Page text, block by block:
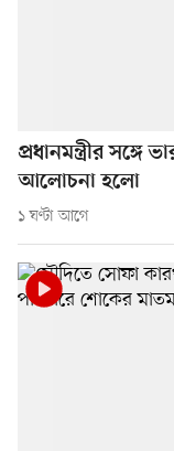
প্রধানমন্ত্রীর সঙ্গে
আলোচনা হলো
১ ঘণ্টা আগে